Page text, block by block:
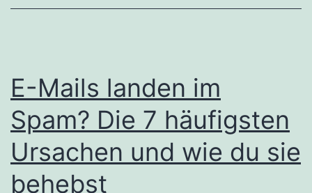
E-Mails landen im
Spam? Die 7 häufigsten
Ursachen und wie du sie
behebst